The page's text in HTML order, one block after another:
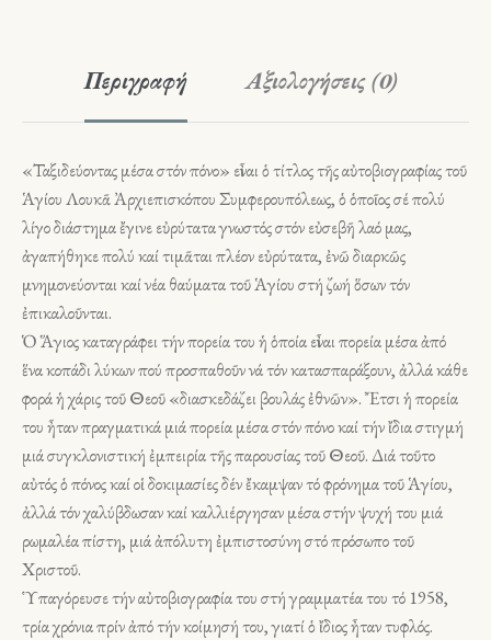
Περιγραφή Αξιολογήσεις (0)
«Ταξιδεύοντας μέσα στόν πόνο» εἶναι ὁ τίτλος τῆς αὐτοβιογραφίας τοῦ
Ἁγίου Λουκᾶ Ἀρχιεπισκόπου Συμφερουπόλεως, ὁ ὁποῖος σέ πολύ
λίγο διάστημα ἔγινε εὐρύτατα γνωστός στόν εὐσεβῆ λαό μας,
ἀγαπήθηκε πολύ καί τιμᾶται πλέον εὐρύτατα, ἐνῶ διαρκῶς
μνημονεύονται καί νέα θαύματα τοῦ Ἁγίου στή ζωή ὅσων τόν
ἐπικαλοῦνται.
Ὁ Ἅγιος καταγράφει τήν πορεία του ἡ ὁποία εἶναι πορεία μέσα ἀπό
ἕνα κοπάδι λύκων πού προσπαθοῦν νά τόν κατασπαράξουν, ἀλλά κάθε
φορά ἡ χάρις τοῦ Θεοῦ «διασκεδάζει βουλάς ἐθνῶν». Ἔτσι ἡ πορεία
του ἦταν πραγματικά μιά πορεία μέσα στόν πόνο καί τήν ἴδια στιγμή
μιά συγκλονιστική ἐμπειρία τῆς παρουσίας τοῦ Θεοῦ. Διά τοῦτο
αὐτός ὁ πόνος καί οἱ δοκιμασίες δέν ἔκαμψαν τό φρόνημα τοῦ Ἁγίου,
ἀλλά τόν χαλύβδωσαν καί καλλιέργησαν μέσα στήν ψυχή του μιά
ρωμαλέα πίστη, μιά ἀπόλυτη ἐμπιστοσύνη στό πρόσωπο τοῦ
Χριστοῦ.
Ὑπαγόρευσε τήν αὐτοβιογραφία του στή γραμματέα του τό 1958,
τρία χρόνια πρίν ἀπό τήν κοίμησή του, γιατί ὁ ἴδιος ἦταν τυφλός.